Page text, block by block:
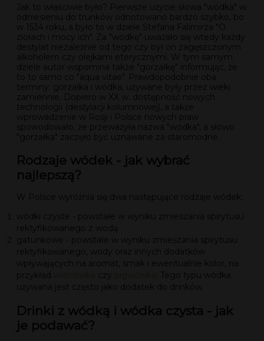
Jak to właściwie było? Pierwsze użycie słowa "wódka" w
odniesieniu do trunków odnotowano bardzo szybko, bo
w 1534 roku, a było to w dziele Stefana Falimirza "O
ziołach i mocy ich". Za "wodkę" uważało się wtedy każdy
destylat niezależnie od tego czy był on zagęszczonym
alkoholem czy olejkami eterycznymi. W tym samym
dziele autor wspomina także "gorzałkę" informując, że
to to samo co "aqua vitae". Prawdopodobnie oba
terminy: gorzałka i wódka, używane były przez wieki
zamiennie. Dopiero w XX w. dostępność nowych
technologii (destylacji kolumnowej), a także
wprowadzenie w Rosji i Polsce nowych praw
spowodowało, że przeważyła nazwa "wódka", a słowo
"gorzałka" zaczęło być uznawane za staromodne.
Rodzaje wódek - jak wybrać
najlepszą?
W Polsce wyróżnia się dwa następujące rodzaje wódek:
wódki czyste - powstałe w wyniku zmieszania spirytusu
rektyfikowanego z wodą
gatunkowe - powstałe w wyniku zmieszania spirytusu
rektyfikowanego, wody oraz innych dodatków
wpływających na aromat, smak i ewentualnie kolor, na
przykład
czy
. Tego typu wódka
używana jest często jako dodatek do drinków.
Drinki z wódką i wódka czysta - jak
je podawać?